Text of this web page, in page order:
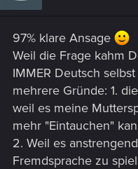
:
97% klare Ansage
Weil die Frage kahm
IMMER Deutsch
mehrere Gründe: 1.
weil es meine
mehr "Eintauchen"
2. Weil es
Fremdsprache zu